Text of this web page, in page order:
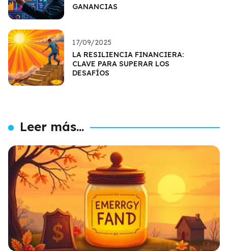
GANANCIAS
17/09/2025
LA RESILIENCIA FINANCIERA:
CLAVE PARA SUPERAR LOS
DESAFÍOS
Leer más...